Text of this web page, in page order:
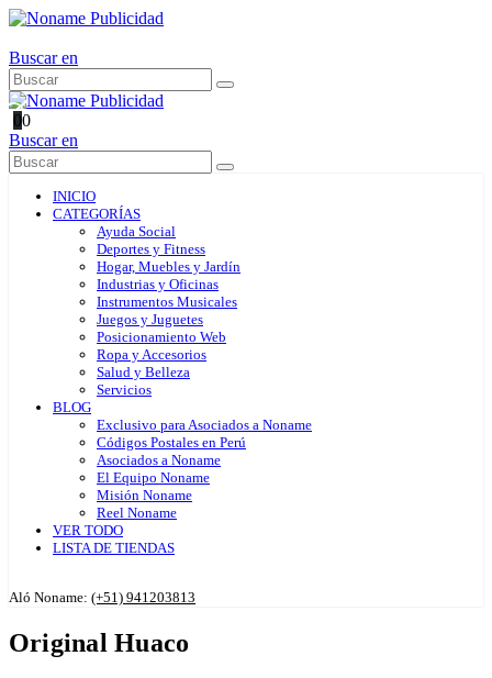
Buscar en
00
Buscar en
INICIO
CATEGORÍAS
Ayuda Social
Deportes y Fitness
Hogar, Muebles y Jardín
Industrias y Oficinas
Instrumentos Musicales
Juegos y Juguetes
Posicionamiento Web
Ropa y Accesorios
Salud y Belleza
Servicios
BLOG
Exclusivo para Asociados a Noname
Códigos Postales en Perú
Asociados a Noname
El Equipo Noname
Misión Noname
Reel Noname
VER TODO
LISTA DE TIENDAS
Aló Noname: (+51) 941203813
Original Huaco